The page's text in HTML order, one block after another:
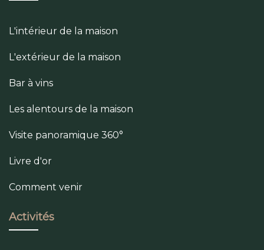
L'intérieur de la maison
L'extérieur de la maison
Bar à vins
Les alentours de la maison
Visite panoramique 360°
Livre d'or
Comment venir
Activités